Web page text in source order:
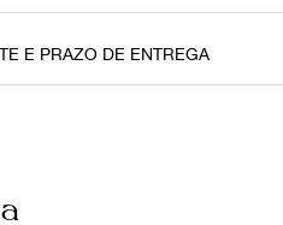
E PRAZO DE ENTREGA